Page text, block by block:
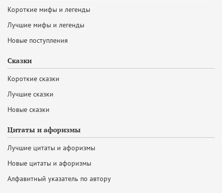
Короткие мифы и легенды
Лучшие мифы и легенды
Новые поступления
Сказки
Короткие сказки
Лучшие сказки
Новые сказки
Цитаты и афоризмы
Лучшие цитаты и афоризмы
Новые цитаты и афоризмы
Алфавитный указатель по автору